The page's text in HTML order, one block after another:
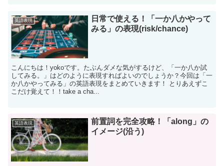
英語表現
日常で使える！「一か八かやって
みる」の表現(risk/chance)
こんにちは！yokoです。たぶんダメな気がするけど、「一か八か試
してみる。」はどのように表現すればよいのでしょうか？今回は「一
か八かやってみる」の英語表現をまとめていきます！ とりあえずこ
こだけ覚えて！！take a cha...
英語表現
前置詞を完全攻略！「along」の
イメージ(沿う)